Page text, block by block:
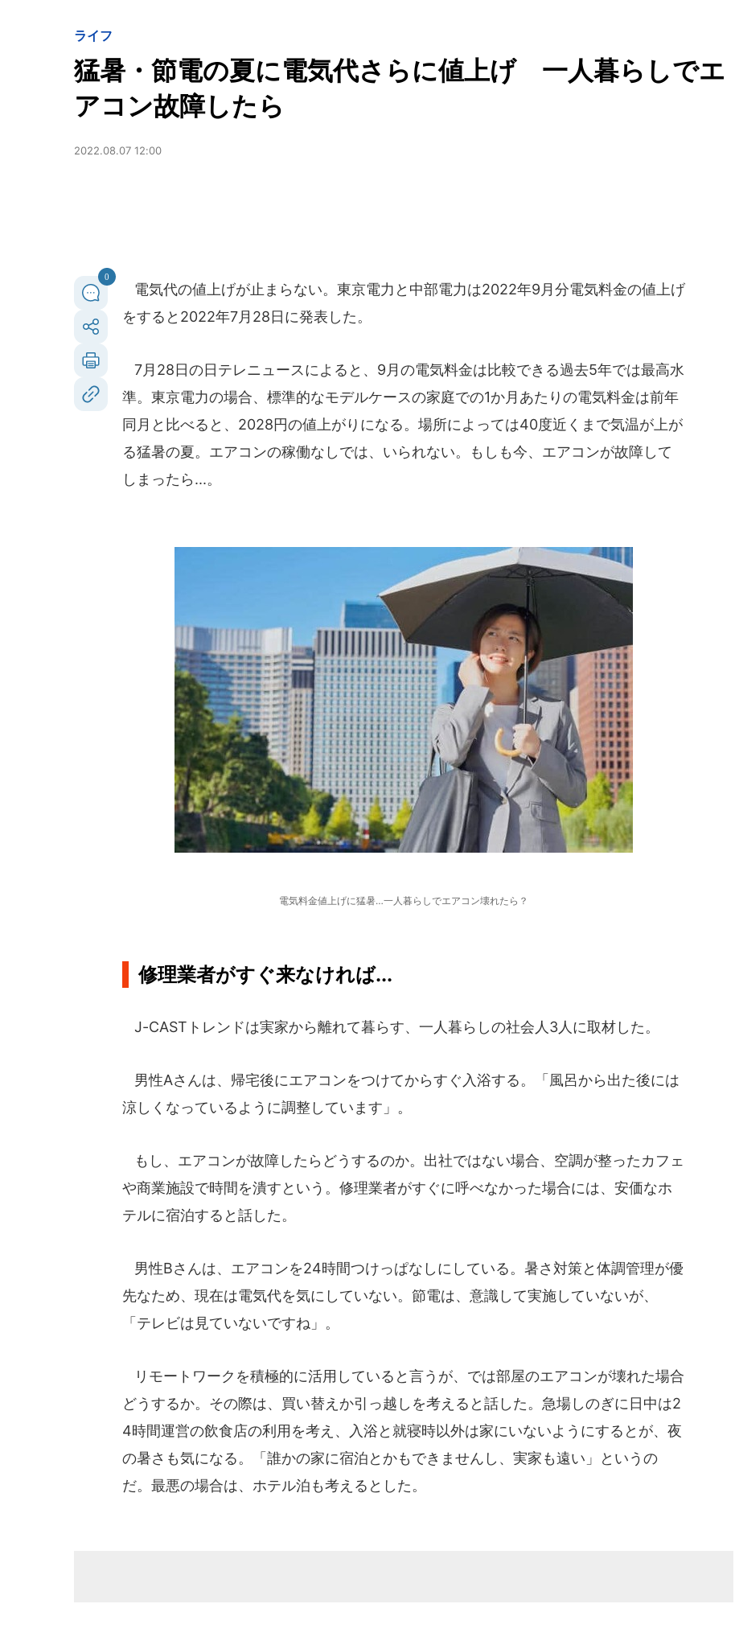
ライフ
猛暑・節電の夏に電気代さらに値上げ 一人暮らしでエ
アコン故障したら
2022.08.07 12:00
0
電気代の値上げが止まらない。東京電力と中部電力は2022年9月分電気料金の値上げ
をすると2022年7月28日に発表した。
7月28日の日テレニュースによると、9月の電気料金は比較できる過去5年では最高水
準。東京電力の場合、標準的なモデルケースの家庭での1か月あたりの電気料金は前年
同月と比べると、2028円の値上がりになる。場所によっては40度近くまで気温が上が
る猛暑の夏。エアコンの稼働なしでは、いられない。もしも今、エアコンが故障して
しまったら...。
電気料金値上げに猛暑…一人暮らしでエアコン壊れたら？
修理業者がすぐ来なければ...
J-CASTトレンドは実家から離れて暮らす、一人暮らしの社会人3人に取材した。
男性Aさんは、帰宅後にエアコンをつけてからすぐ入浴する。「風呂から出た後には
涼しくなっているように調整しています」。
もし、エアコンが故障したらどうするのか。出社ではない場合、空調が整ったカフェ
や商業施設で時間を潰すという。修理業者がすぐに呼べなかった場合には、安価なホ
テルに宿泊すると話した。
男性Bさんは、エアコンを24時間つけっぱなしにしている。暑さ対策と体調管理が優
先なため、現在は電気代を気にしていない。節電は、意識して実施していないが、
「テレビは見ていないですね」。
リモートワークを積極的に活用していると言うが、では部屋のエアコンが壊れた場合
どうするか。その際は、買い替えか引っ越しを考えると話した。急場しのぎに日中は2
4時間運営の飲食店の利用を考え、入浴と就寝時以外は家にいないようにするとが、夜
の暑さも気になる。「誰かの家に宿泊とかもできませんし、実家も遠い」というの
だ。最悪の場合は、ホテル泊も考えるとした。